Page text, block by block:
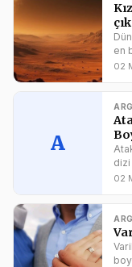
en
02
A
02